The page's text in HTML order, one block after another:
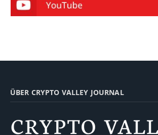
ÜBER CRYPTO VALLEY JOURNAL